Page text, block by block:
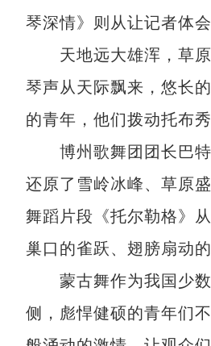
琴深情》则从让记者体
天地远大雄浑，草原
琴声从天际飘来，悠长
的青年，他们拨动托布
博州歌舞团团长巴特
还原了雪岭冰峰、草原
舞蹈片段《托尔勒格》
巢口的雀跃、翅膀扇动
蒙古舞作为我国少数
侧，彪悍健硕的青年们